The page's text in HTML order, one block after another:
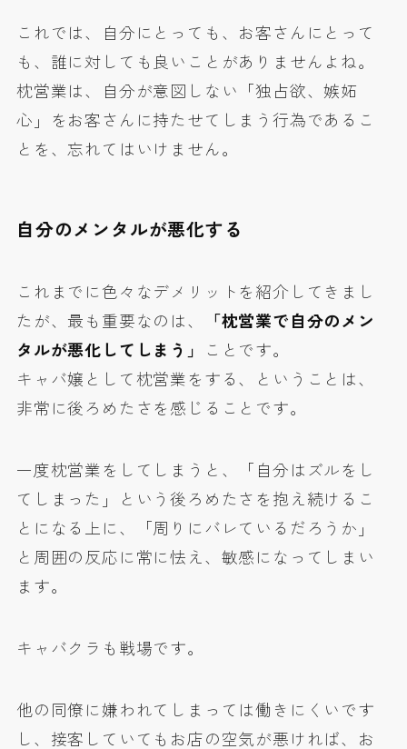
これでは、自分にとっても、お客さんにとって
も、誰に対しても良いことがありませんよね。
枕営業は、自分が意図しない「独占欲、嫉妬
心」をお客さんに持たせてしまう行為であるこ
とを、忘れてはいけません。
自分のメンタルが悪化する
これまでに色々なデメリットを紹介してきまし
たが、最も重要なのは、
「枕営業で自分のメン
タルが悪化してしまう」
ことです。
キャバ嬢として枕営業をする、ということは、
非常に後ろめたさを感じることです。
一度枕営業をしてしまうと、「自分はズルをし
てしまった」という後ろめたさを抱え続けるこ
とになる上に、「周りにバレているだろうか」
と周囲の反応に常に怯え、敏感になってしまい
ます。
キャバクラも戦場です。
他の同僚に嫌われてしまっては働きにくいです
し、接客していてもお店の空気が悪ければ、お